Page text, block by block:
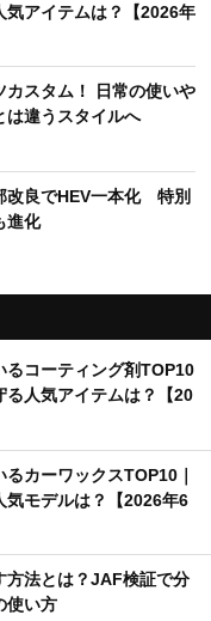
気アイテムは？【2026年
カスタム！ 日常の使いや
は違うスタイルへ
改良でHEV一本化 特別
進化
るコーティング剤TOP10
る人気アイテムは？【20
るカーワックスTOP10｜
気モデルは？【2026年6
方法とは？JAF検証で分
使い方